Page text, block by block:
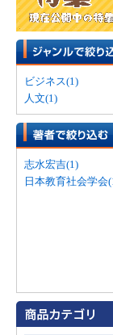
ビジネス(1)
人文(1)
志水宏吉(1)
日本教育社会学会